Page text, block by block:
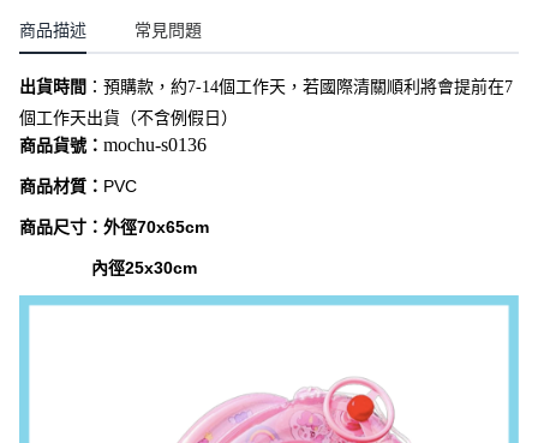
商品描述 常見問題
出貨時間 ： 預購款，約7-14個工作天，若國際清關順利將會提前在7
個工作天出貨（不含例假日）
商品貨號： mochu-s0136
商品材質： PVC
商品尺寸：外徑70x65cm
內徑25x30cm